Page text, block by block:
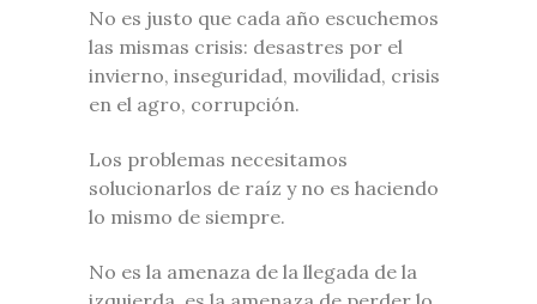
No es justo que cada año escuchemos
las mismas crisis: desastres por el
invierno, inseguridad, movilidad, crisis
en el agro, corrupción.
Los problemas necesitamos
solucionarlos de raíz y no es haciendo
lo mismo de siempre.
No es la amenaza de la llegada de la